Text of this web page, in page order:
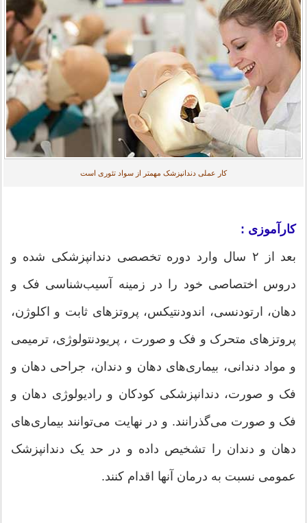
کار عملی دندانپزشک مهمتر از سواد تئوری است
کارآموزی :
بعد از ۲ سال وارد دوره تخصصی دندانپزشکی شده و
دروس اختصاصی خود را در زمینه آسیب‌شناسی فک و
دهان، ارتودنسی، اندودنتیکس، پروتزهای ثابت و اکلوژن،
پروتزهای متحرک و فک و صورت ، پریودنتولوژی، ترمیمی
و مواد دندانی، بیماری‌های دهان و دندان، جراحی دهان و
فک و صورت، دندانپزشکی کودکان و رادیولوژی دهان و
فک و صورت می‌گذرانند. و در نهایت می‌توانند بیماری‌های
دهان و دندان را تشخیص داده و در حد یک دندانپزشک
عمومی نسبت به درمان آنها اقدام کنند.